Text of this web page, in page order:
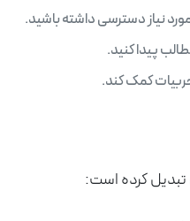
نیاز دسترسی داشته باشید.
پیدا کنید.
کمک کند.
تبدیل کرده است: